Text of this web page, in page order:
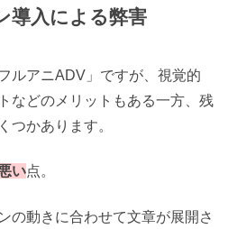
導入による弊害
ルアニADV」ですが、視覚的
などのメリットもある一方、残
つかあります。
い点。
の動きに合わせて文章が展開さ